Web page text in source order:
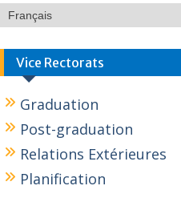
Vice Rectorats
Graduation
Post-graduation
Relations Extérieures
Planification